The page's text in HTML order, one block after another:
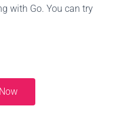
with Go. You can try